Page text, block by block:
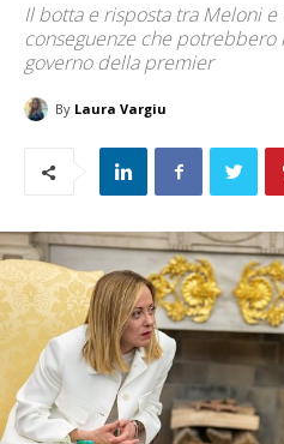
Il botta e risposta tra Meloni
conseguenze che potrebbero
governo della premier
By Laura Vargiu